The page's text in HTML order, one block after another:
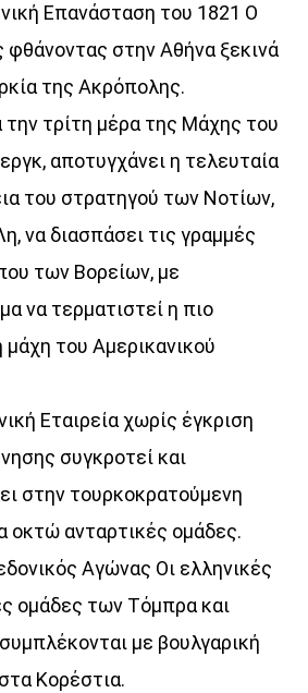
Επανάσταση του 1821 Ο
φθάνοντας στην Αθήνα ξεκινά
της Ακρόπολης.
την τρίτη μέρα της Μάχης του
αποτυγχάνει η τελευταία
του στρατηγού των Νοτίων,
να διασπάσει τις γραμμές
των Βορείων, με
να τερματιστεί η πιο
μάχη του Αμερικανικού
Εταιρεία χωρίς έγκριση
συγκροτεί και
στην τουρκοκρατούμενη
οκτώ ανταρτικές ομάδες.
Αγώνας Οι ελληνικές
ομάδες των Τόμπρα και
με βουλγαρική
Κορέστια.